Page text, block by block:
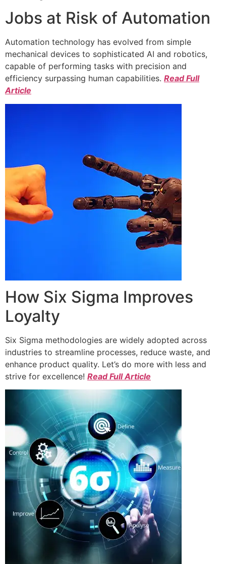
Jobs at Risk of Automation
Automation technology has evolved from simple
mechanical devices to sophisticated AI and robotics,
capable of performing tasks with precision and
efficiency surpassing human capabilities. Read Full
Article
How Six Sigma Improves
Loyalty
Six Sigma methodologies are widely adopted across
industries to streamline processes, reduce waste, and
enhance product quality. Let’s do more with less and
strive for excellence! Read Full Article